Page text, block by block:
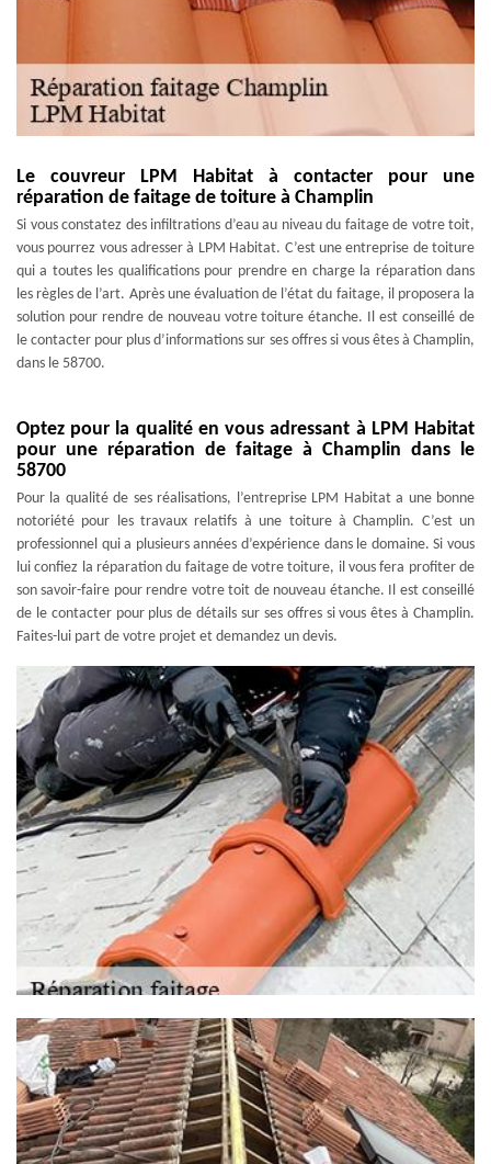
Le couvreur LPM Habitat à contacter pour une
réparation de faitage de toiture à Champlin
Si vous constatez des infiltrations d’eau au niveau du faitage de votre toit,
vous pourrez vous adresser à LPM Habitat. C’est une entreprise de toiture
qui a toutes les qualifications pour prendre en charge la réparation dans
les règles de l’art. Après une évaluation de l’état du faitage, il proposera la
solution pour rendre de nouveau votre toiture étanche. Il est conseillé de
le contacter pour plus d’informations sur ses offres si vous êtes à Champlin,
dans le 58700.
Optez pour la qualité en vous adressant à LPM Habitat
pour une réparation de faitage à Champlin dans le
58700
Pour la qualité de ses réalisations, l’entreprise LPM Habitat a une bonne
notoriété pour les travaux relatifs à une toiture à Champlin. C’est un
professionnel qui a plusieurs années d’expérience dans le domaine. Si vous
lui confiez la réparation du faitage de votre toiture, il vous fera profiter de
son savoir-faire pour rendre votre toit de nouveau étanche. Il est conseillé
de le contacter pour plus de détails sur ses offres si vous êtes à Champlin.
Faites-lui part de votre projet et demandez un devis.